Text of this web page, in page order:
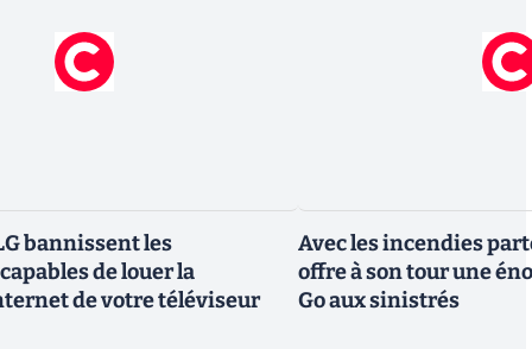
bannissent les
de louer la
de votre téléviseur
Avec les incendies
offre à son tour une
Go aux sinistrés